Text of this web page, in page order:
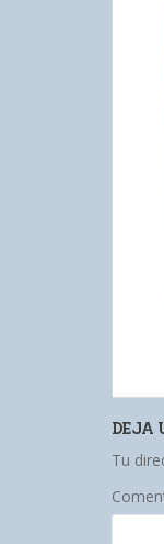
DEJA
Tu